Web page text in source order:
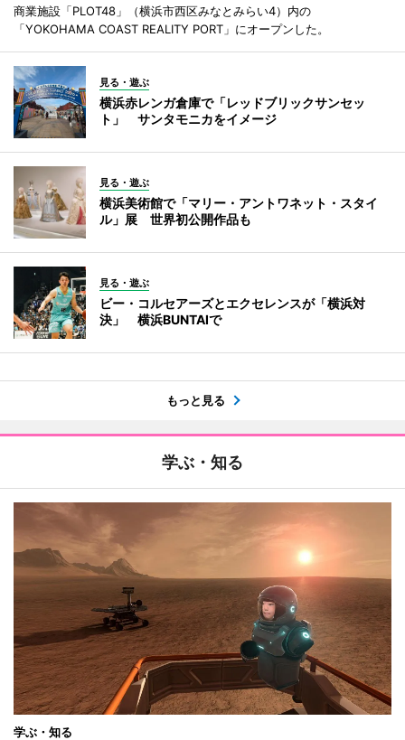
商業施設「PLOT48」（横浜市西区みなとみらい4）内の
「YOKOHAMA COAST REALITY PORT」にオープンした。
見る・遊ぶ
横浜赤レンガ倉庫で「レッドブリックサンセッ
ト」 サンタモニカをイメージ
見る・遊ぶ
横浜美術館で「マリー・アントワネット・スタイ
ル」展 世界初公開作品も
見る・遊ぶ
ビー・コルセアーズとエクセレンスが「横浜対
決」 横浜BUNTAIで
もっと見る
学ぶ・知る
学ぶ・知る